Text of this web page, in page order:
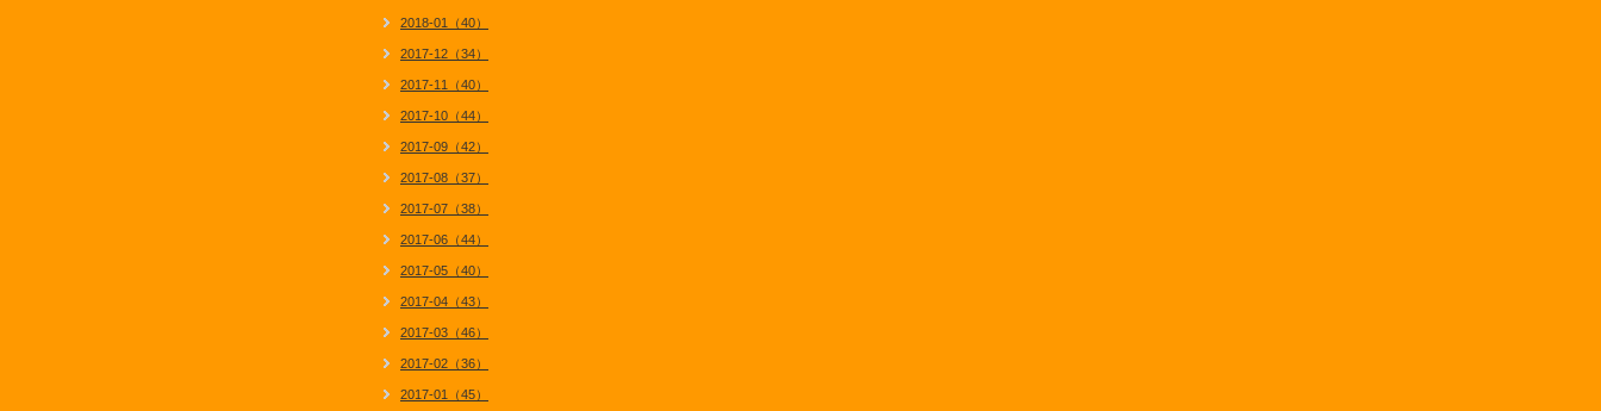
2018-01（40）
2017-12（34）
2017-11（40）
2017-10（44）
2017-09（42）
2017-08（37）
2017-07（38）
2017-06（44）
2017-05（40）
2017-04（43）
2017-03（46）
2017-02（36）
2017-01（45）